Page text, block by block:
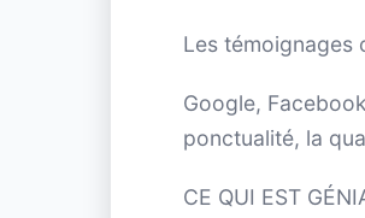
Les témoignages
Google,
ponctualité, la
CE QUI EST